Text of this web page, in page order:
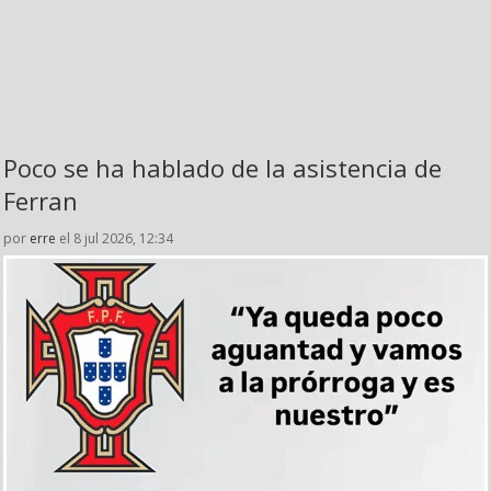
Poco se ha hablado de la asistencia de
Ferran
por erre el 8 jul 2026, 12:34